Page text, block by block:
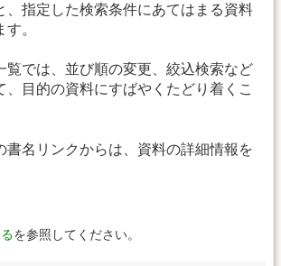
、指定した検索条件にあてはまる資料
。
覧では、並び順の変更、絞込検索など
、目的の資料にすばやくたどり着くこ
書名リンクからは、資料の詳細情報を
を参照してください。